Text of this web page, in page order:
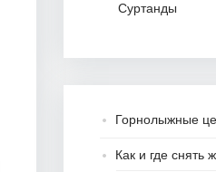
Суртанды
Горнолыжные
Как и где снять